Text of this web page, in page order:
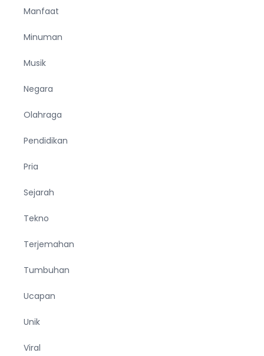
Manfaat
Minuman
Musik
Negara
Olahraga
Pendidikan
Pria
Sejarah
Tekno
Terjemahan
Tumbuhan
Ucapan
Unik
Viral